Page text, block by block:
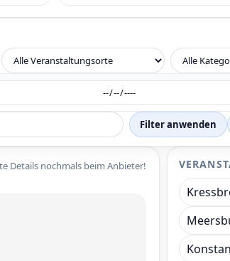
Filter anwenden
Details nochmals beim Anbieter!